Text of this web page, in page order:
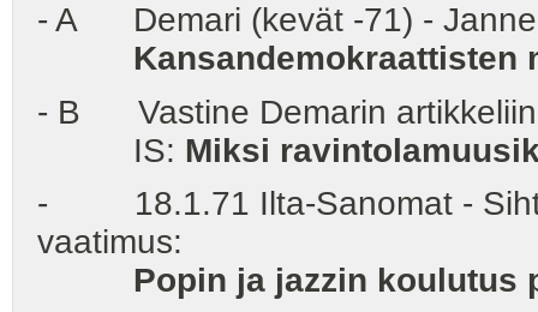
- A Demari (kevät -71) - Janne
Kansandemokraattisten
- B Vastine Demarin
IS: Miksi
- 18.1.71 Ilta-Sanomat - Sihti
vaatimus:
Popin ja jazzin koulutus